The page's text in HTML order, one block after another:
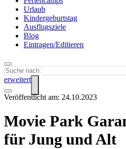
Urlaub
Kindergeburtstag
Ausflugsziele
Blog
Eintragen/Editieren
erweitert
Veröffentlicht am: 24.10.2023
Movie Park
für Jung und Alt